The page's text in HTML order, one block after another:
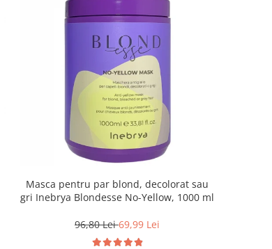
Masca pentru par blond, decolorat sau
gri Inebrya Blondesse No-Yellow, 1000 ml
96,80 Lei69,99 Lei